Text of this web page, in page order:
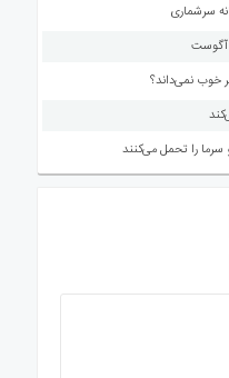
سرشماری
خوب نمی‌داند؟
سرما را تحمل می‌کنند